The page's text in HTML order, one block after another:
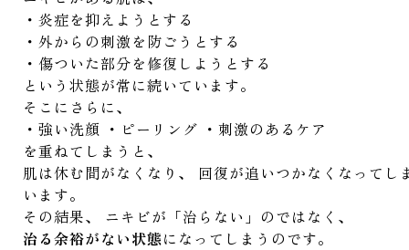
・炎症を抑えようとする
・外からの刺激を防ごうとする
・傷ついた部分を修復しようとする
という状態が常に続いています。
そこにさらに、
・強い洗顔 ・ピーリング ・刺激のあるケア
を重ねてしまうと、
肌は休む間がなくなり、 回復が追いつかなくなってし
います。
その結果、 ニキビが「治らない」のではなく、
治る余裕がない状態になってしまうのです。